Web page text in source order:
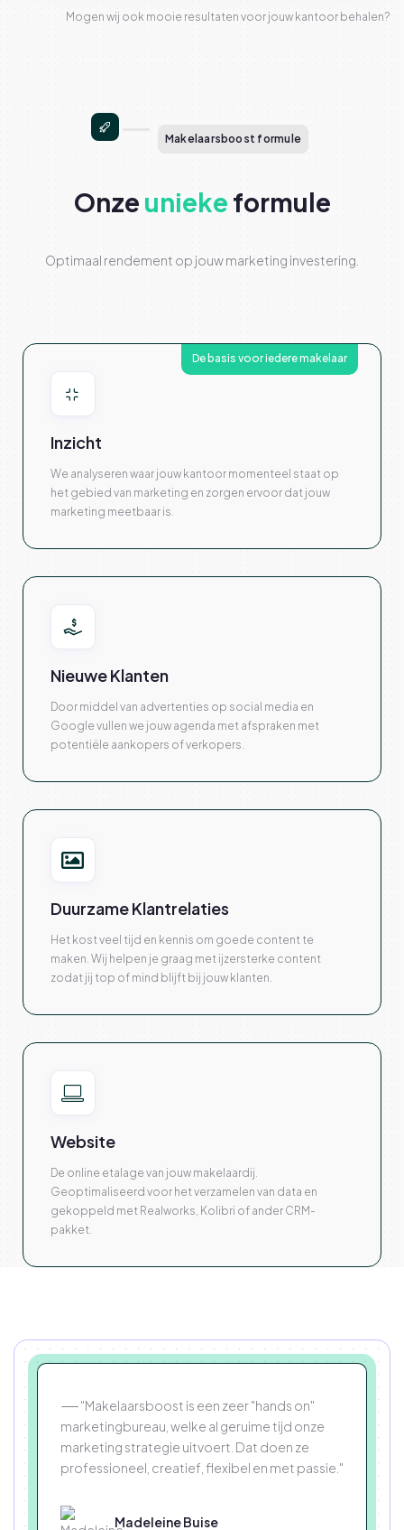
Mogen wij ook mooie resultaten voor jouw kantoor behalen?
Makelaarsboost formule
Onze unieke formule
Optimaal rendement op jouw marketing investering.
Inzicht
We analyseren waar jouw kantoor momenteel staat op
het gebied van marketing en zorgen ervoor dat jouw
marketing meetbaar is.
De basis voor iedere makelaar
Nieuwe Klanten
Door middel van advertenties op social media en
Google vullen we jouw agenda met afspraken met
potentiële aankopers of verkopers.
Duurzame Klantrelaties
Het kost veel tijd en kennis om goede content te
maken. Wij helpen je graag met ijzersterke content
zodat jij top of mind blijft bij jouw klanten.
Website
De online etalage van jouw makelaardij.
Geoptimaliseerd voor het verzamelen van data en
gekoppeld met Realworks, Kolibri of ander CRM-
pakket.
── "Makelaarsboost is een zeer "hands on"
marketingbureau, welke al geruime tijd onze
marketing strategie uitvoert. Dat doen ze
professioneel, creatief, flexibel en met passie."
Madeleine Buise